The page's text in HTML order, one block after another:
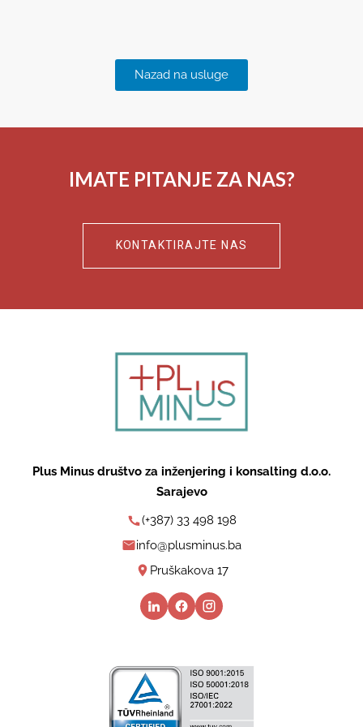
Nazad na usluge
IMATE PITANJE ZA NAS?
KONTAKTIRAJTE NAS
Plus Minus društvo za inženjering i konsalting d.o.o.
Sarajevo
(+387) 33 498 198
info@plusminus.ba
Pruškakova 17